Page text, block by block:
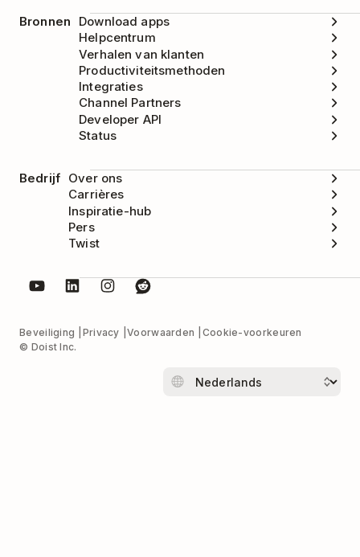
Bronnen
Download apps
Helpcentrum
Verhalen van klanten
Productiviteitsmethoden
Integraties
Channel Partners
Developer API
Status
Bedrijf Over ons
Carrières
Inspiratie-hub
Pers
Twist
Beveiliging Privacy Voorwaarden
Cookie-voorkeuren
© Doist Inc.